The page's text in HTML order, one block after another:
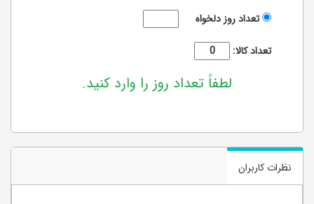
تعداد روز دلخواه
تعداد کالا:
لطفاً تعداد روز را وارد کنید.
نظرات کاربران